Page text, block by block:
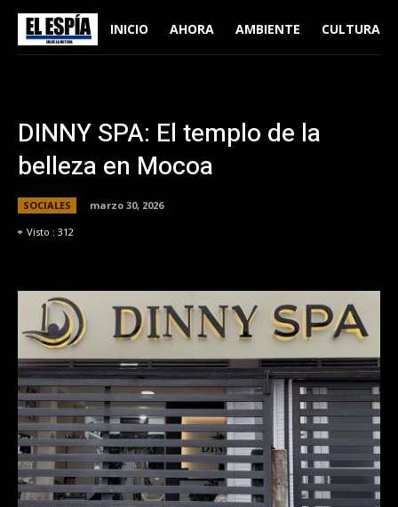
INICIO AHORA AMBIENTE CULTURA
DINNY SPA: El templo de la
belleza en Mocoa
SOCIALES
marzo 30, 2026
Visto : 312